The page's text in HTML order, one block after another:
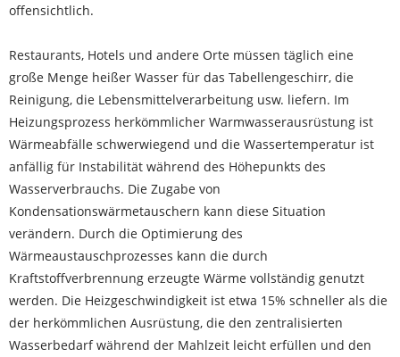
offensichtlich.
Restaurants, Hotels und andere Orte müssen täglich eine
große Menge heißer Wasser für das Tabellengeschirr, die
Reinigung, die Lebensmittelverarbeitung usw. liefern. Im
Heizungsprozess herkömmlicher Warmwasserausrüstung ist
Wärmeabfälle schwerwiegend und die Wassertemperatur ist
anfällig für Instabilität während des Höhepunkts des
Wasserverbrauchs. Die Zugabe von
Kondensationswärmetauschern kann diese Situation
verändern. Durch die Optimierung des
Wärmeaustauschprozesses kann die durch
Kraftstoffverbrennung erzeugte Wärme vollständig genutzt
werden. Die Heizgeschwindigkeit ist etwa 15% schneller als die
der herkömmlichen Ausrüstung, die den zentralisierten
Wasserbedarf während der Mahlzeit leicht erfüllen und den